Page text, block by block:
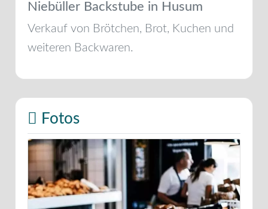
Niebüller Backstube in Husum
Verkauf von Brötchen, Brot, Kuchen und
weiteren Backwaren.
Fotos